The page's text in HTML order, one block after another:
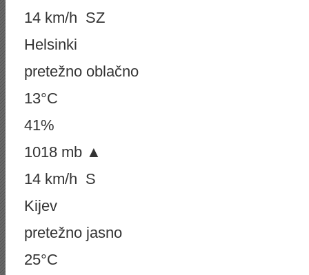
14 km/h SZ
Helsinki
pretežno oblačno
13°C
41%
1018 mb ▲
14 km/h S
Kijev
pretežno jasno
25°C